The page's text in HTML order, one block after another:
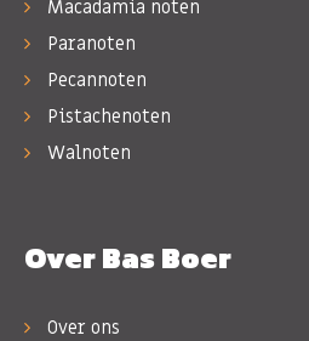
Macadamia noten
Paranoten
Pecannoten
Pistachenoten
Walnoten
Over Bas Boer
Over ons